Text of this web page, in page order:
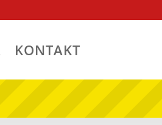
KONTAKT